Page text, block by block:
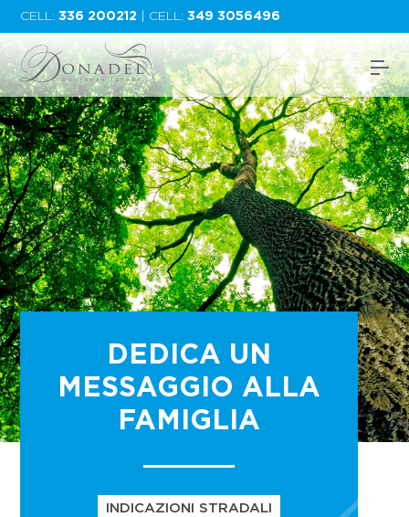
CELL:336 200212 | CELL:349 3056496
DEDICA UN
MESSAGGIO ALLA
FAMIGLIA
INDICAZIONI STRADALI